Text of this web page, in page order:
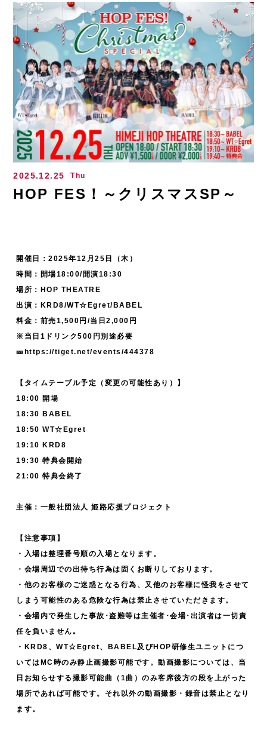
2025.12.25 Thu
HOP FES！～クリスマスSP～
開催日：2025年12月25日（木）
時間：開場18:00/開演18:30
場所：HOP THEATRE
出演：KRD8/WT☆Egret/BABEL
料金：前売1,500円/当日2,000円
※当日1ドリンク500円別途必要
🎫https://tiget.net/events/444378
【タイムテーブル予定（変更の可能性あり）】
18:00 開場
18:30 BABEL
18:50 WT☆Egret
19:10 KRD8
19:30 特典会開始
21:00 特典会終了
主催：一般社団法人 姫路応援プロジェクト
【注意事項】
・入場は整理番号順の入場となります。
・会場周辺での出待ち行為は固くお断りしております。
・他のお客様のご迷惑となる行為、又他のお客様に怪我をさせて
しまう可能性のある危険な行為は禁止させていただきます。
・会場内で発生した事故･盗難等は主催者･会場･出演者は一切責
任を負いません｡
・KRD8、WT☆Egret、BABEL及びHOP研修生ユニットにつ
いてはMC時のみ静止画撮影可能です。動画撮影については、当
日お知らせする撮影可能曲（1曲）のみ客席後方の段を上がった
場所であれば可能です。それ以外の動画撮影・録音は禁止となり
ます。